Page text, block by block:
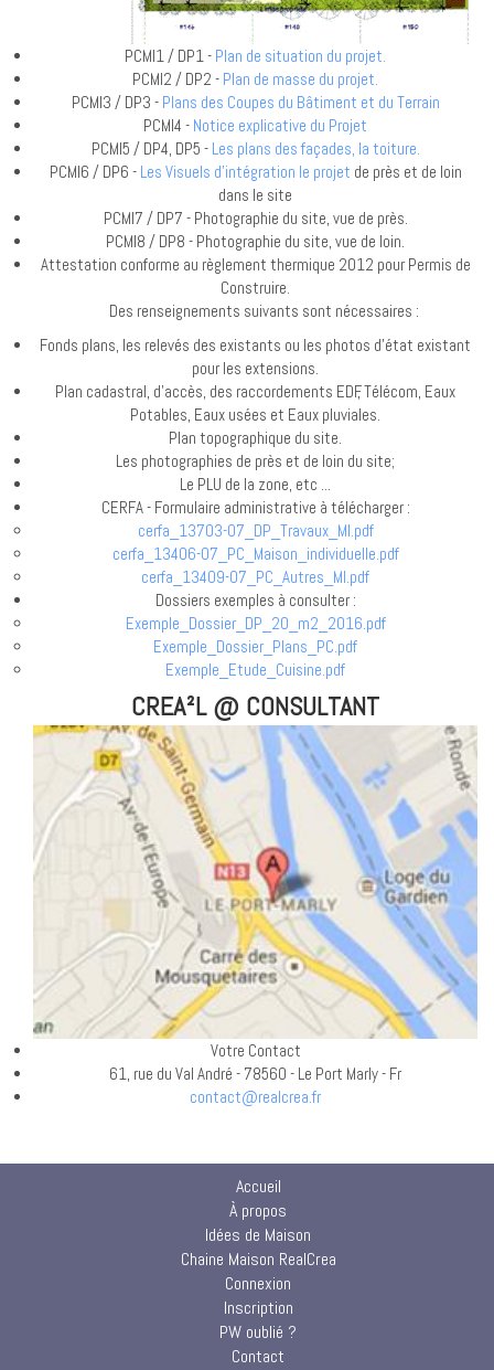
PCMI1 / DP1 - Plan de situation du projet.
PCMI2 / DP2 - Plan de masse du projet.
PCMI3 / DP3 - Plans des Coupes du Bâtiment et du Terrain
PCMI4 - Notice explicative du Projet
PCMI5 / DP4, DP5 - Les plans des façades, la toiture.
PCMI6 / DP6 - Les Visuels d'intégration le projet de près et de loin
dans le site
PCMI7 / DP7 - Photographie du site, vue de près.
PCMI8 / DP8 - Photographie du site, vue de loin.
Attestation conforme au règlement thermique 2012 pour Permis de
Construire.
Des renseignements suivants sont nécessaires :
Fonds plans, les relevés des existants ou les photos d'état existant
pour les extensions.
Plan cadastral, d'accès, des raccordements EDF, Télécom, Eaux
Potables, Eaux usées et Eaux pluviales.
Plan topographique du site.
Les photographies de près et de loin du site;
Le PLU de la zone, etc ...
CERFA - Formulaire administrative à télécharger :
cerfa_13703-07_DP_Travaux_MI.pdf
cerfa_13406-07_PC_Maison_individuelle.pdf
cerfa_13409-07_PC_Autres_MI.pdf
Dossiers exemples à consulter :
Exemple_Dossier_DP_20_m2_2016.pdf
Exemple_Dossier_Plans_PC.pdf
Exemple_Etude_Cuisine.pdf
CREA²L @ CONSULTANT
Votre Contact
61, rue du Val André - 78560 - Le Port Marly - Fr
contact@realcrea.fr
Accueil
À propos
Idées de Maison
Chaine Maison RealCrea
Connexion
Inscription
PW oublié ?
Contact